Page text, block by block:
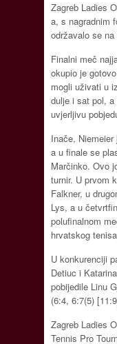
Zagreb Ladies
a, s nagradnim
održavalo se
Finalni meč
okupio je
mogli uživati u
dulje i sat pol, a
uvjerljivu
Inače,
a u finale se
Marčinko. Ovo
turnir. U prvom
Falkner, u
Lys, a u
polufinalnom
hrvatskog
U konkurenciji
Detiuc i
pobijedile Linu
(6:4, 6:7(5)
Zagreb Ladies
Tennis Pro